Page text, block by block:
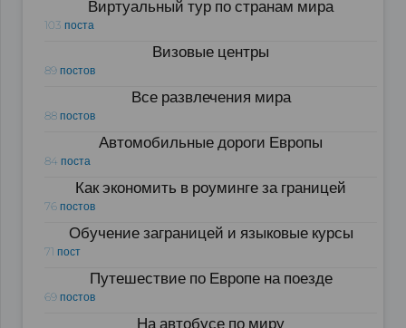
Виртуальный тур по странам мира
103 поста
Визовые центры
89 постов
Все развлечения мира
88 постов
Автомобильные дороги Европы
84 поста
Как экономить в роуминге за границей
76 постов
Обучение заграницей и языковые курсы
71 пост
Путешествие по Европе на поезде
69 постов
На автобусе по миру